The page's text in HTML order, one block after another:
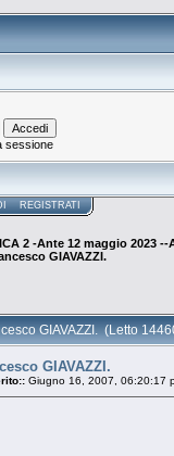
sessione
REGISTRATI
2 -Ante 12 maggio 2023 --
GIAVAZZI.
GIAVAZZI. (Letto
GIAVAZZI.
Giugno 16, 2007, 06:20:17